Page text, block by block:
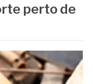
perto de